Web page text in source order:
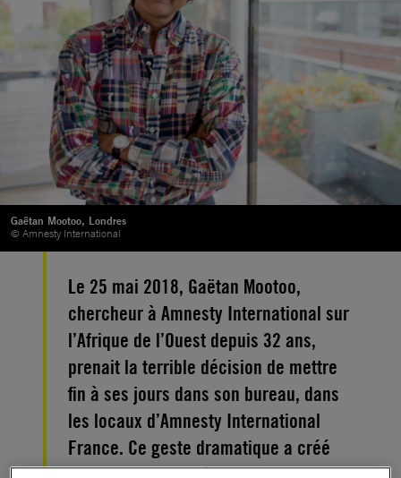
Gaëtan Mootoo, Londres
© Amnesty International
Le 25 mai 2018, Gaëtan Mootoo,
chercheur à Amnesty International sur
l’Afrique de l’Ouest depuis 32 ans,
prenait la terrible décision de mettre
fin à ses jours dans son bureau, dans
les locaux d’Amnesty International
France. Ce geste dramatique a créé